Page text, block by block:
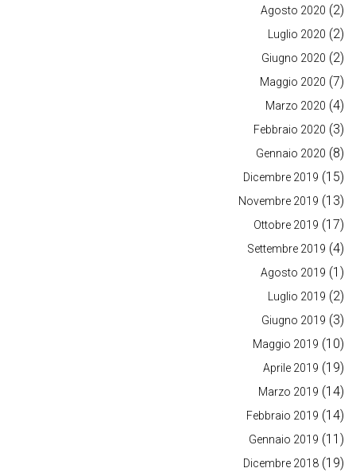
Agosto 2020 (2)
Luglio 2020 (2)
Giugno 2020 (2)
Maggio 2020 (7)
Marzo 2020 (4)
Febbraio 2020 (3)
Gennaio 2020 (8)
Dicembre 2019 (15)
Novembre 2019 (13)
Ottobre 2019 (17)
Settembre 2019 (4)
Agosto 2019 (1)
Luglio 2019 (2)
Giugno 2019 (3)
Maggio 2019 (10)
Aprile 2019 (19)
Marzo 2019 (14)
Febbraio 2019 (14)
Gennaio 2019 (11)
Dicembre 2018 (19)